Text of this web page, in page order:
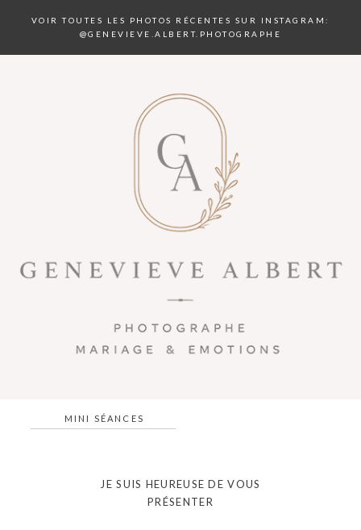
VOIR TOUTES LES PHOTOS RÉCENTES SUR INSTAGRAM:
@GENEVIEVE.ALBERT.PHOTOGRAPHE
MINI SÉANCES
JE SUIS HEUREUSE DE VOUS
PRÉSENTER